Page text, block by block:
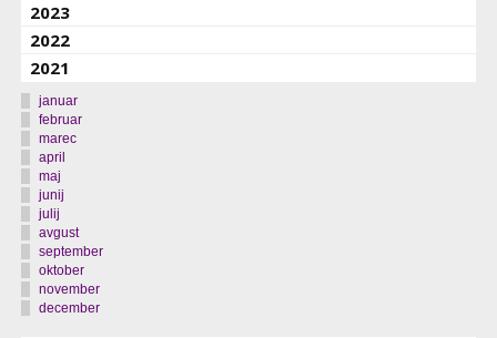
2023
2022
2021
januar
februar
marec
april
maj
junij
julij
avgust
september
oktober
november
december